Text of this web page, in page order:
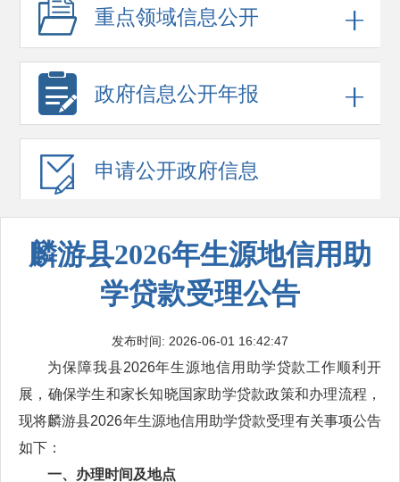
重点领域信息公开
政府信息公开年报
申请公开政府信息
麟游县2026年生源地信用助
学贷款受理公告
发布时间: 2026-06-01 16:42:47
为保障我县2026年生源地信用助学贷款工作顺利开
展，确保学生和家长知晓国家助学贷款政策和办理流程，
现将麟游县2026年生源地信用助学贷款受理有关事项公告
如下：
一、办理时间及地点